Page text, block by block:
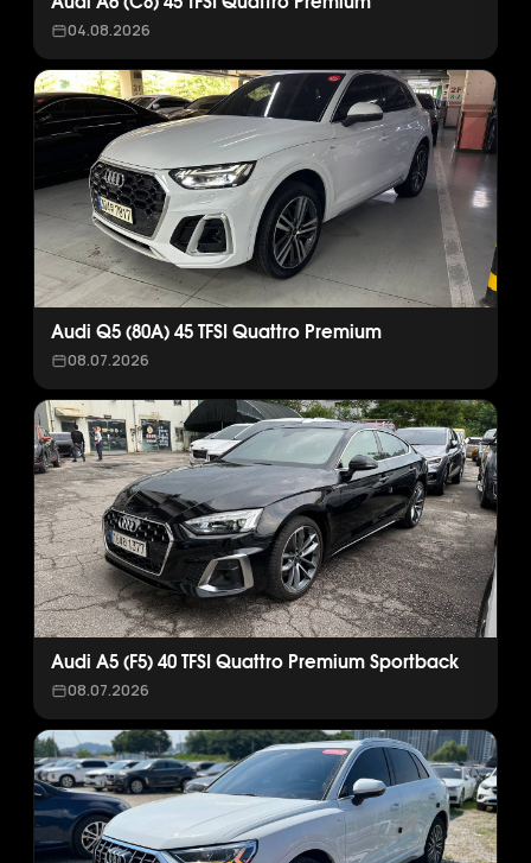
04.08.2026
Audi Q5 (80A) 45 TFSI Quattro Premium
08.07.2026
Audi A5 (F5) 40 TFSI Quattro Premium Sportback
08.07.2026